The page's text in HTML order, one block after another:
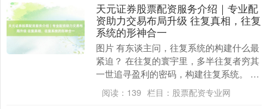
天元证券股票配资服务介绍｜专业配
资助力交易布局升级 往复真相，往复
系统的形神合一
图片 有东谈主问，往复系统的构建什么最
紧迫？ 在往复的寰宇里，多半往复者穷其
一世追寻盈利的密码，构建往复系统。 关
系词，着实超卓的往复系统，需达到“形神
合一”之....
阅读： 139 栏目： 股票配资专业网